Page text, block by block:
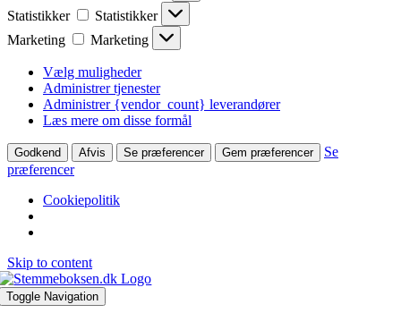
Statistikker
Statistikker
Marketing
Marketing
Vælg muligheder
Administrer tjenester
Administrer {vendor_count} leverandører
Læs mere om disse formål
Godkend Afvis Se præferencer Gem præferencer
Se
præferencer
Cookiepolitik
Skip to content
Toggle Navigation